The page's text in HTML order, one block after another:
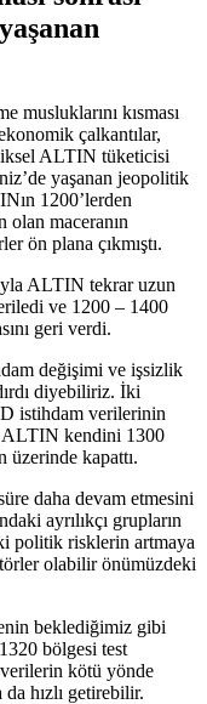
musluklarını kısması
çalkantılar,
ALTIN tüketicisi
yaşanan jeopolitik
1200’lerden
olan maceranın
ön plana çıkmıştı.
ALTIN tekrar uzun
ve 1200 – 1400
geri verdi.
değişimi ve işsizlik
diyebiliriz. İki
istihdam verilerinin
ALTIN kendini 1300
üzerinde kapattı.
daha devam etmesini
ayrılıkçı grupların
politik risklerin artmaya
olabilir önümüzdeki
beklediğimiz gibi
bölgesi test
kötü yönde
hızlı getirebilir.